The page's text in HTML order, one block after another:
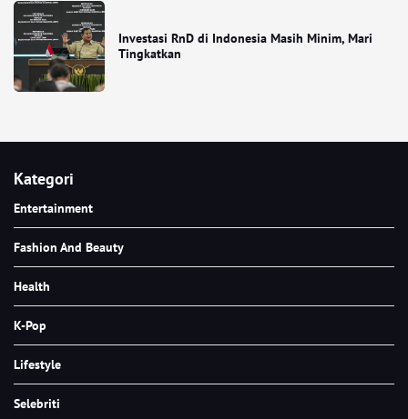
Investasi RnD di Indonesia Masih Minim, Mari
Tingkatkan
Kategori
Entertainment
Fashion And Beauty
Health
K-Pop
Lifestyle
Selebriti